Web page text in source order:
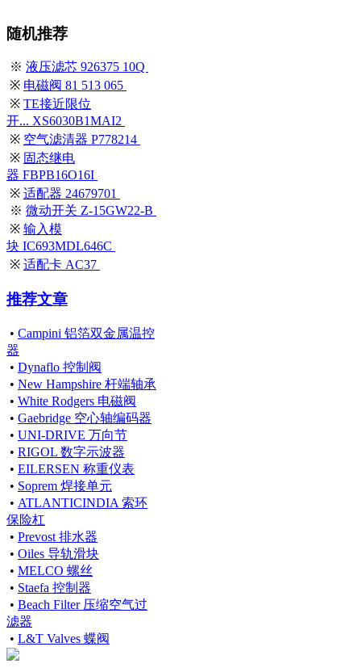
随机推荐
※ 液压滤芯 926375 10Q
※ 电磁阀 81 513 065
※ TE接近限位
开... XS6030B1MAI2
※ 空气滤清器 P778214
※ 固态继电
器 FBPB16O16I
※ 适配器 24679701
※ 微动开关 Z-15GW22-B
※ 输入模
块 IC693MDL646C
※ 适配卡 AC37
推荐文章
• Campini 铝箔双金属温控
器
• Dynaflo 控制阀
• New Hampshire 杆端轴承
• White Rodgers 电磁阀
• Gaebridge 空心轴编码器
• UNI-DRIVE 万向节
• RIGOL 数字示波器
• EILERSEN 称重仪表
• Soprem 焊接单元
• ATLANTICINDIA 索环
保险杠
• Prevost 排水器
• Oiles 导轨滑块
• MELCO 螺丝
• Staefa 控制器
• Beach Filter 压缩空气过
滤器
• L&T Valves 蝶阀